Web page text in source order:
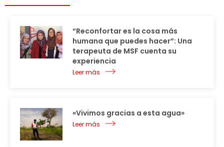
“Reconfortar es la cosa más
humana que puedes hacer”: Una
terapeuta de MSF cuenta su
experiencia
Leer más
«Vivimos gracias a esta agua»
Leer más